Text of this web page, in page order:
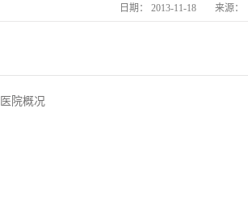
日期： 2013-11-18 来源：
院概况